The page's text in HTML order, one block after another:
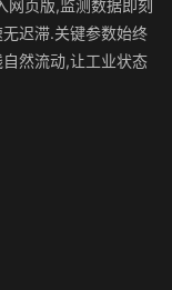
网页版,监测数据即刻
迟滞.关键参数始终
然流动,让工业状态